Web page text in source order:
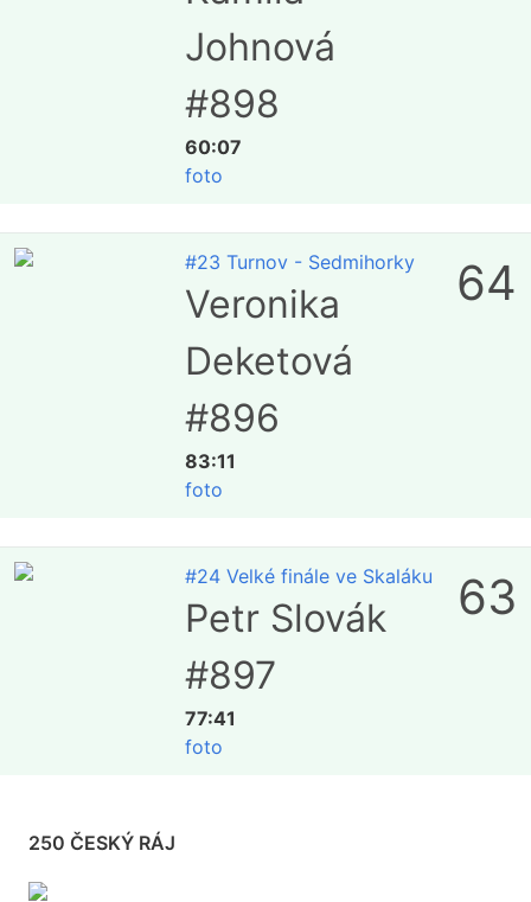
Johnová
#898
60:07
foto
#23 Turnov - Sedmihorky
Veronika
Deketová
#896
83:11
foto
64
#24 Velké finále ve Skaláku
Petr Slovák
#897
77:41
foto
63
250 ČESKÝ RÁJ